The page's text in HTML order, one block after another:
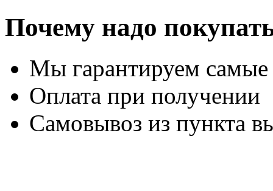
Почему надо
Мы гарантируем
Оплата при получении
Самовывоз из пункта